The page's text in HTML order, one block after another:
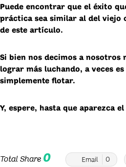
Puede encontrar que el éxito
práctica sea similar al del viejo
de este artículo.
Si bien nos decimos a nosotros
lograr más luchando, a veces
simplemente flotar.
Y, espere, hasta que aparezca el
Total Share 0 Email 0